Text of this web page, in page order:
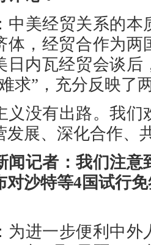
中美经贸关系的
体，经贸合作为
日内瓦经贸会谈
求”，充分反映了
义没有出路。我
发展、深化合作、
闻记者：我们注
对沙特等4国试行
为进一步便利中